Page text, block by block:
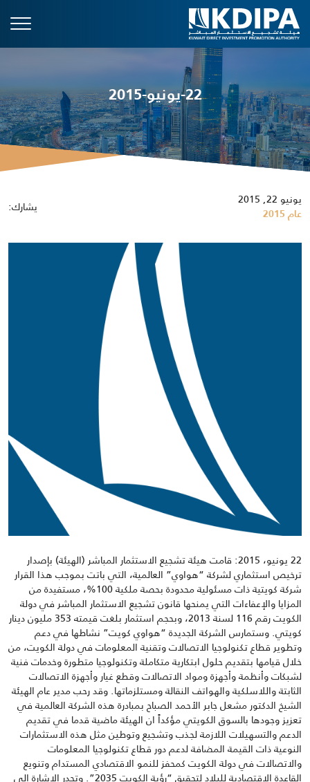
22-يونيو-2015
يونيو 22, 2015
عام 2015 يشارك:
22 يونيو، 2015: قامت هيئة تشجيع الاستثمار المباشر (الهيئة) بإصدار
ترخيص استثماري لشركة “هواوي” العالمية، التي باتت بموجب هذا القرار
شركة كويتية ذات مسئولية محدودة بحصة ملكية 100%، مستفيدة من
المزايا والإعفاءات التي يمنحها قانون تشجيع الاستثمار المباشر في دولة
الكويت رقم 116 لسنة 2013، وبحجم استثمار بلغت قيمته 353 مليون دينار
كويتي. وستمارس الشركة الجديدة “هواوي كويت” نشاطها في دعم
وتطوير قطاع تكنولوجيا الاتصالات وتقنية المعلومات في دولة الكويت، من
خلال قيامها بتقديم حلول ابتكارية متكاملة وتكنولوجيا متطورة وخدمات فنية
لشبكات وأنظمة وأجهزة ومواد الاتصالات وقطع غيار وأجهزة الاتصالات
الثابتة واللاسلكية والهواتف النقالة ومستلزماتها. وقد رحب مدير عام الهيئة
الشيخ الدكتور مشعل جابر الأحمد الصباح بمبادرة هذه الشركة العالمية في
تعزيز وجودها بالسوق الكويتي مؤكداً ان الهيئة ماضية قدما في تقديم
الدعم والتسهيلات اللازمة لجذب وتشجيع وتوطين مثل هذه الاستثمارات
النوعية ذات القيمة المضافة لدعم دور قطاع تكنولوجيا المعلومات
والاتصالات في دولة الكويت كمحفز للنمو الاقتصادي المستدام وتنويع
القاعدة الاقتصادية للبلاد لتحقيق “رؤية الكويت 2035”. وتجدر الاشارة الى